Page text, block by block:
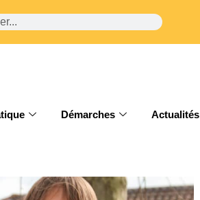
Démarches Actualités